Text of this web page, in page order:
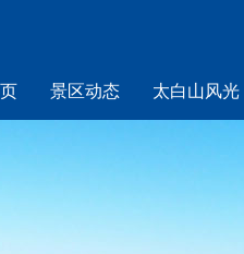
景区动态 太白山风光